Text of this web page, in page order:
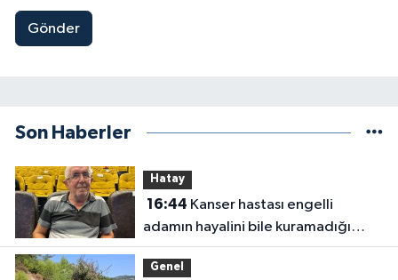
Gönder
Son Haberler
Hatay
16:44
adamın hayalini bile kuramadığı
evine kavuşunca döktüğü gözyaşı
duygulandırdı
Genel